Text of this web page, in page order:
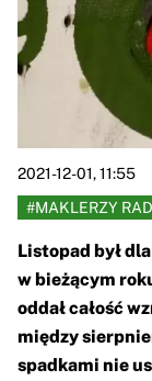
2021-12-01, 11:55
#MAKLERZY
Listopad był dla
w bieżącym
oddał całość
między
spadkami nie